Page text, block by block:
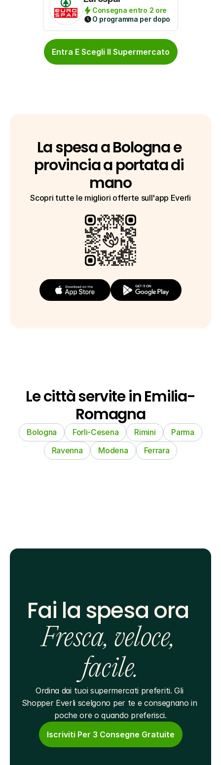
Consegna entro 2 ore
O programma per dopo
Entra E Scegli Il Supermercato
La spesa a Bologna e
provincia a portata di
mano
Scopri tutte le migliori offerte sull'app Everli
Le città servite in Emilia-
Romagna
Bologna Forli-Cesena Rimini
Parma
Ravenna
Modena Ferrara
Fai la spesa ora
Fresca, veloce,
facile.
Ordina dai tuoi supermercati preferiti. Gli
Shopper Everli scelgono per te e consegnano in
poche ore o quando preferisci.
Iscriviti Per 3 Consegne Gratuite